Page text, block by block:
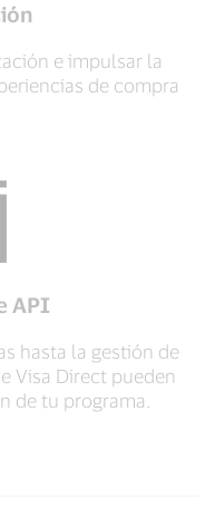
e impulsar la
de compra
API
hasta la gestión de
Visa Direct pueden
de tu programa.